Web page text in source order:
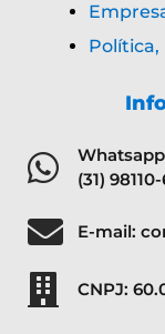
Política,
(31)
E-mail:
CNPJ: